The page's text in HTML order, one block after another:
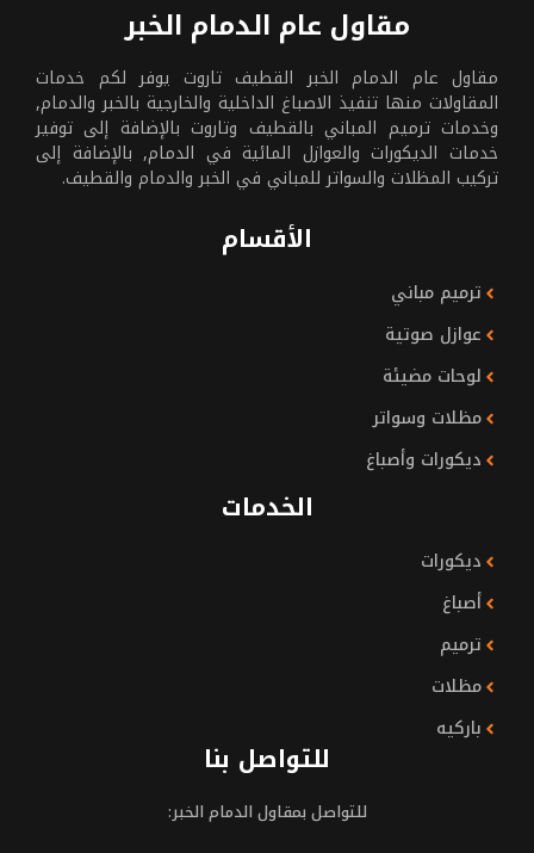
مقاول عام الدمام الخبر
مقاول عام الدمام الخبر القطيف تاروت يوفر لكم خدمات
المقاولات منها تنفيذ الاصباغ الداخلية والخارجية بالخبر والدمام,
وخدمات ترميم المباني بالقطيف وتاروت بالإضافة إلى توفير
خدمات الديكورات والعوازل المائية في الدمام, بالإضافة إلى
تركيب المظلات والسواتر للمباني في الخبر والدمام والقطيف.
الأقسام
ترميم مباني
عوازل صوتية
لوحات مضيئة
مظلات وسواتر
ديكورات وأصباغ
الخدمات
ديكورات
أصباغ
ترميم
مظلات
باركيه
للتواصل بنا
للتواصل بمقاول الدمام الخبر: